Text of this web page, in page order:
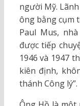
người Mỹ.
ông bằng cụm
Paul Mus,
được tiếp
1946 và 1947
kiên định,
thánh Công lý”.